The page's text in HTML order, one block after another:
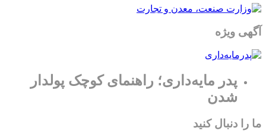
آگهی ویژه
پدر مایه‌داری؛ راهنمای کوچک پولدار
شدن
ما را دنبال کنید